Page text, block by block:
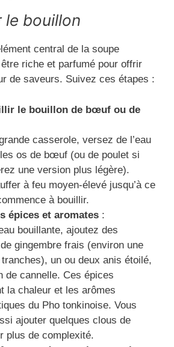
le bouillon
central de la soupe
riche et parfumé pour offrir
de saveurs. Suivez ces étapes :
le bouillon de bœuf ou de
casserole, versez de l’eau
os de bœuf (ou de poulet si
une version plus légère).
à feu moyen-élevé jusqu’à ce
à bouillir.
épices et aromates :
bouillante, ajoutez des
gingembre frais (environ une
un ou deux anis étoilé,
de cannelle. Ces épices
la chaleur et les arômes
du Pho tonkinoise. Vous
ajouter quelques clous de
plus de complexité.